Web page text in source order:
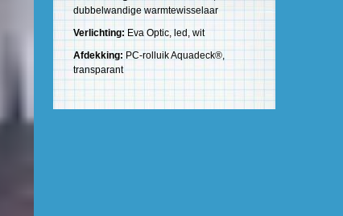
dubbelwandige warmtewisselaar
Verlichting: Eva Optic, led, wit
Afdekking: PC-rolluik Aquadeck®,
transparant